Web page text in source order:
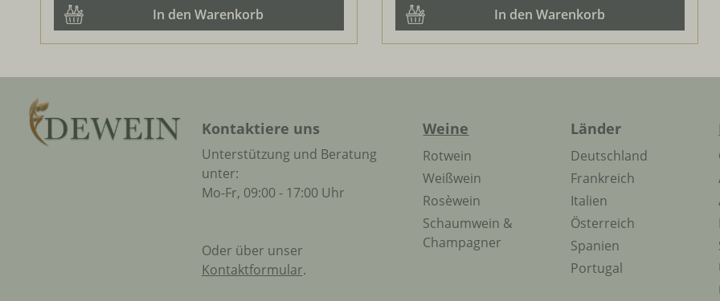
In den Warenkorb In den Warenkorb
Kontaktiere uns
Unterstützung und Beratung
unter:
Mo-Fr, 09:00 - 17:00 Uhr
Oder über unser
Kontaktformular.
Weine
Rotwein
Weißwein
Rosèwein
Schaumwein &
Champagner
Länder
Deutschland
Frankreich
Italien
Österreich
Spanien
Portugal